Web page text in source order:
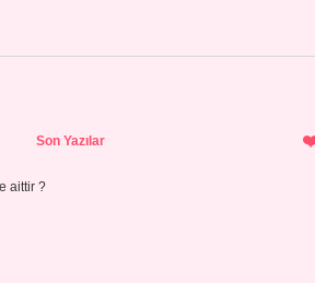
Son Yazılar
aittir ?